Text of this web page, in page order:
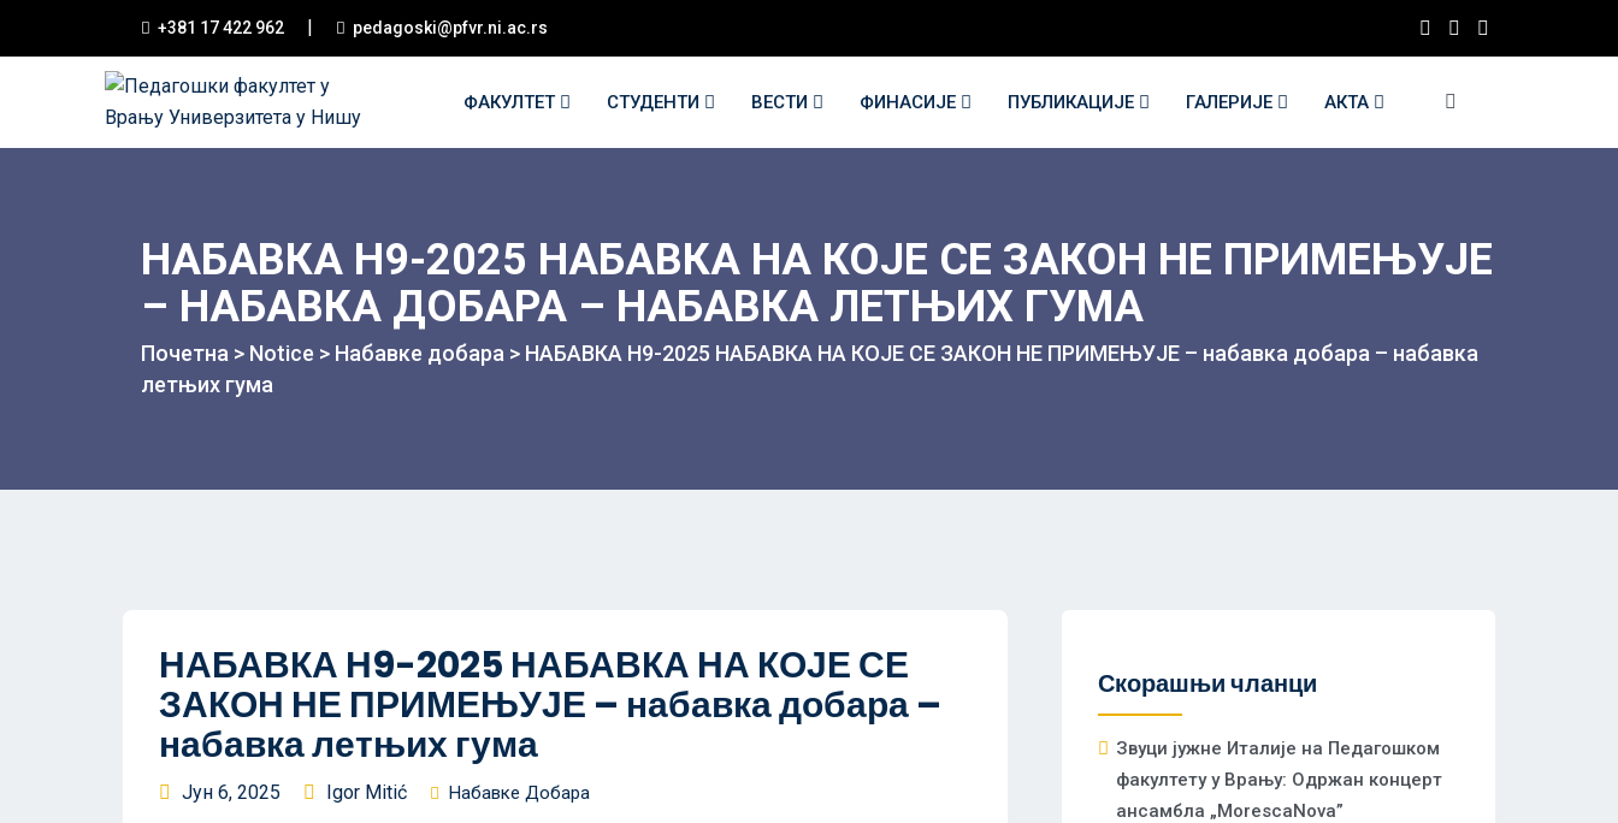
+381 17 422 962 | pedagoski@pfvr.ni.ac.rs
ФАКУЛТЕТ СТУДЕНТИ ВЕСТИ ФИНАСИЈЕ ПУБЛИКАЦИЈЕ ГАЛЕРИЈЕ АКТА
НАБАВКА Н9-2025 НАБАВКА НА КОЈЕ СЕ ЗАКОН НЕ ПРИМЕЊУЈЕ
– НАБАВКА ДОБАРА – НАБАВКА ЛЕТЊИХ ГУМА
Почетна > Notice > Набавке добара > НАБАВКА Н9-2025 НАБАВКА НА КОЈЕ СЕ ЗАКОН НЕ ПРИМЕЊУЈЕ – набавка добара – набавка
летњих гума
НАБАВКА Н9-2025 НАБАВКА НА КОЈЕ СЕ
ЗАКОН НЕ ПРИМЕЊУЈЕ – набавка добара –
набавка летњих гума
Јун 6, 2025 Igor Mitić Набавке Добара
Скорашњи чланци
Звуци јужне Италије на Педагошком
факултету у Врању: Одржан концерт
ансамбла „MorescaNova”